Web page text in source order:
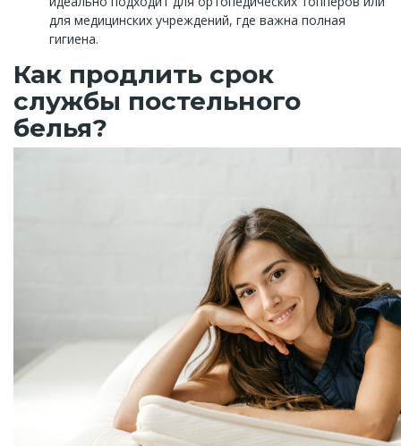
для медицинских учреждений, где важна полная
гигиена.
Как продлить срок
службы постельного
белья?